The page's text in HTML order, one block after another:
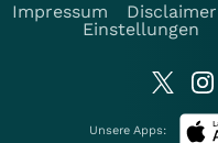
Impressum
Disclaimer
Einstellungen
Unsere Apps: